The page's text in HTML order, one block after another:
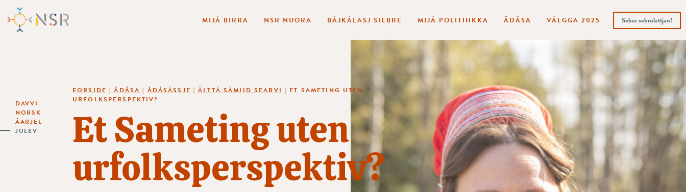
DAVVI
NORSK
ÅARJEL
JULEV
MIJÁ BIRRA NSR NUORA BÁJKÁLASJ SIEBRE MIJÁ POLITIHKKA ÅDÅSA VÁLGGA 2025 Sebra sebrulattjan!
FORSIDE |ÅDÅSA | ÅDÅSÁSSJE |ÁLTTÁ SÁMIID SEARVI | ET SAMETING UTEN
URFOLKSPERSPEKTIV?
Et Sameting uten
urfolksperspektiv?